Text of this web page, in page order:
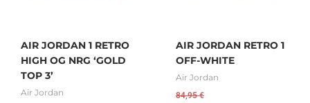
AIR JORDAN 1 RETRO
HIGH OG NRG ‘GOLD
TOP 3’
Air Jordan
AIR JORDAN RETRO 1
OFF-WHITE
Air Jordan
84,95€